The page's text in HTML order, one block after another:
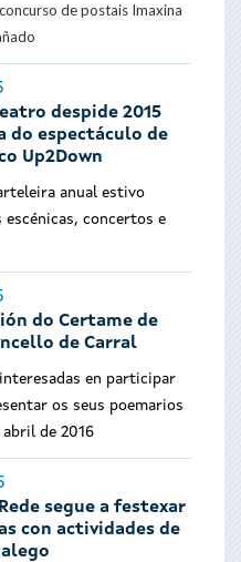
de postais Imaxina
despide 2015
do espectáculo de
Up2Down
anual estivo
concertos e
do Certame de
de Carral
en participar
os seus poemarios
de 2016
segue a festexar
con actividades de